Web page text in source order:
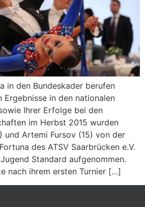
in den Bundeskader berufen
in den nationalen
Ihrer Erfolge bei den
im Herbst 2015 wurden
und Artemi Fursov (15) von der
des ATSV Saarbrücken e.V.
Standard aufgenommen.
nach ihrem ersten Turnier […]